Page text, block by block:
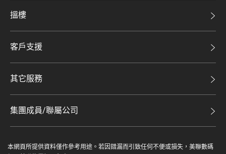
美聯集團
集團動態
人才招募
網站地圖
搵樓
二手盤
買賣流程
客戶支援
自助放盤
豪宅分行
查詢熱線
聯絡我們
其它服務
豪宅資訊
集團成員/聯屬公司
本網頁所提供資料僅作參考用途。若因錯漏而引致任何不便或損失，美聯數碼